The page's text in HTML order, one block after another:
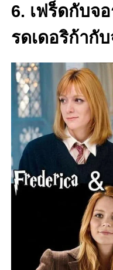
6. เฟร็ดกับจ
รดเดอริก้ากั